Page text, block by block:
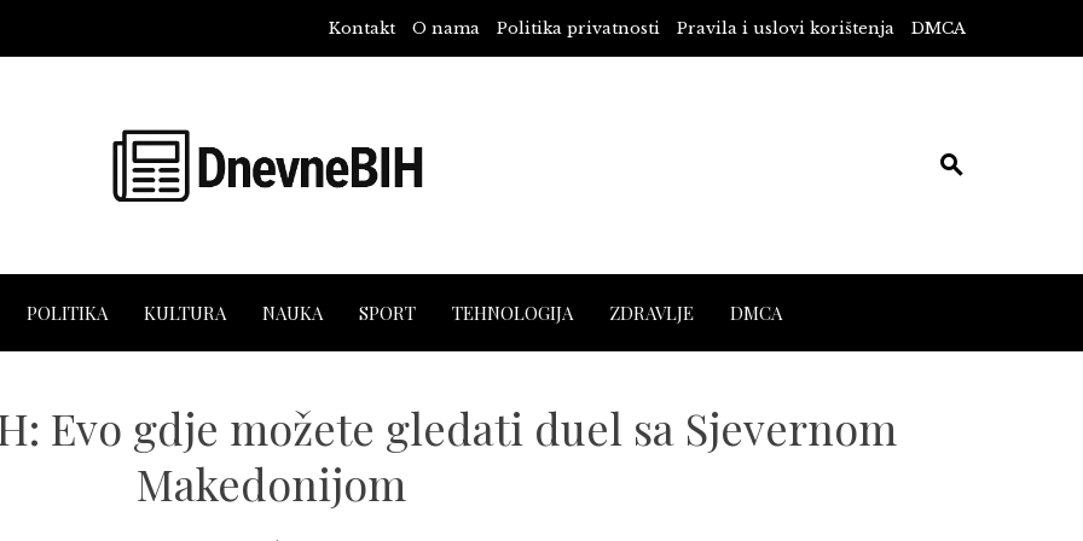
Kontakt O nama Politika privatnosti Pravila i uslovi korištenja DMCA
POLITIKA KULTURA NAUKA SPORT TEHNOLOGIJA ZDRAVLJE DMCA
Evo gdje možete gledati duel sa Sjevernom
Makedonijom